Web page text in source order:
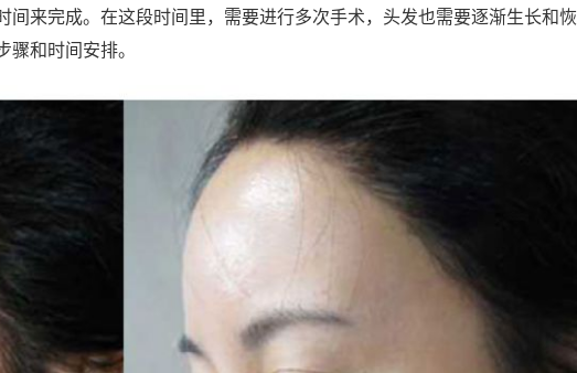
来完成。在这段时间里，需要进行多次手术，头发也需要逐渐生长和恢
和时间安排。